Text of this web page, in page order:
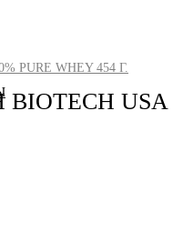
PURE WHEY 454 Г.
USA